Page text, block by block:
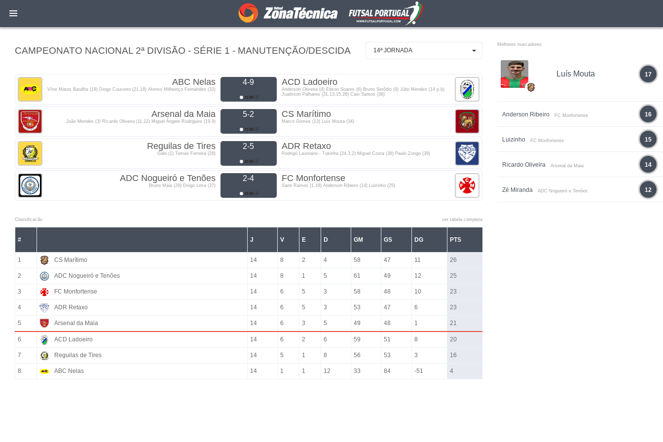
CAMPEONATO NACIONAL 2ª DIVISÃO - SÉRIE 1 - MANUTENÇÃO/DESCIDA 14ª JORNADA
ABC Nelas
Vítor Matos Batalha (19) Diogo Couceiro (21,18) Afonso Milheiriço Fernandes (32)
4-9 ACD Ladoeiro
Anderson Oliveira (4) Edson Soares (6) Bruno Serôdio (9) Júlio Mendes (14 p.b)
Joailsson Palhares (31,13,15,28) Caio Santos (36)
Arsenal da Maia
João Mendes (3) Ricardo Oliveira (11,22) Miguel Ângelo Rodrigues (19,9)
5-2 CS Marítimo
Marco Gomes (13) Luís Mouta (34)
Reguilas de Tires
Gabi (1) Tomás Ferreira (28)
2-5 ADR Retaxo
Rodrigo Laureano - Tukinha (24,3,2) Miguel Costa (38) Paulo Zongo (39)
ADC Nogueiró e Tenões
Bruno Maia (29) Diogo Lima (37)
2-4 FC Monfortense
Santi Ramos (1,18) Anderson Ribeiro (14) Luizinho (25)
Classificacão ver tabela completa
# J V E D GM GS DG PTS
1 CS Marítimo 14 8 2 4 58 47 11 26
2 ADC Nogueiró e Tenões 14 8 1 5 61 49 12 25
3 FC Monfortense 14 6 5 3 58 48 10 23
4 ADR Retaxo 14 6 5 3 53 47 6 23
5 Arsenal da Maia 14 6 3 5 49 48 1 21
6 ACD Ladoeiro 14 6 2 6 59 51 8 20
7 Reguilas de Tires 14 5 1 8 56 53 3 16
8 ABC Nelas 14 1 1 12 33 84 -51 4
Melhores marcadores
Luís Mouta 17
Anderson Ribeiro FC Monfortense 16
Luizinho FC Monfortense 15
Ricardo Oliveira Arsenal da Maia 14
Zé Miranda ADC Nogueiró e Tenões 12